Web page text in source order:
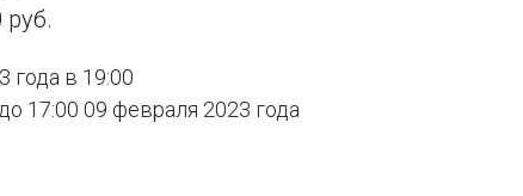
года в 19:00
17:00 09 февраля 2023 года